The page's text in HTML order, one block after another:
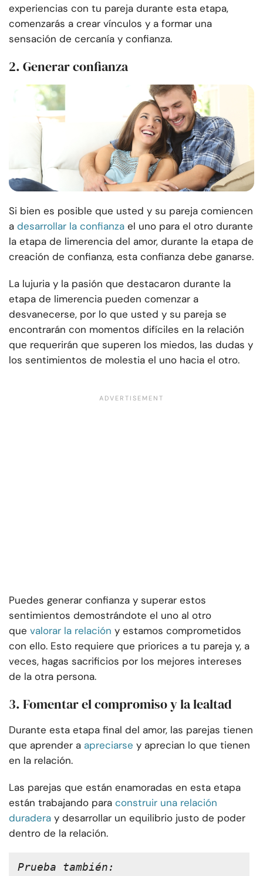
experiencias con tu pareja durante esta etapa,
comenzarás a crear vínculos y a formar una
sensación de cercanía y confianza.
2. Generar confianza
Si bien es posible que usted y su pareja comiencen
a desarrollar la confianza el uno para el otro durante
la etapa de limerencia del amor, durante la etapa de
creación de confianza, esta confianza debe ganarse.
La lujuria y la pasión que destacaron durante la
etapa de limerencia pueden comenzar a
desvanecerse, por lo que usted y su pareja se
encontrarán con momentos difíciles en la relación
que requerirán que superen los miedos, las dudas y
los sentimientos de molestia el uno hacia el otro.
Puedes generar confianza y superar estos
sentimientos demostrándote el uno al otro
que valorar la relación y estamos comprometidos
con ello. Esto requiere que priorices a tu pareja y, a
veces, hagas sacrificios por los mejores intereses
de la otra persona.
3. Fomentar el compromiso y la lealtad
Durante esta etapa final del amor, las parejas tienen
que aprender a apreciarse y aprecian lo que tienen
en la relación.
Las parejas que están enamoradas en esta etapa
están trabajando para construir una relación
duradera y desarrollar un equilibrio justo de poder
dentro de la relación.
Prueba también: